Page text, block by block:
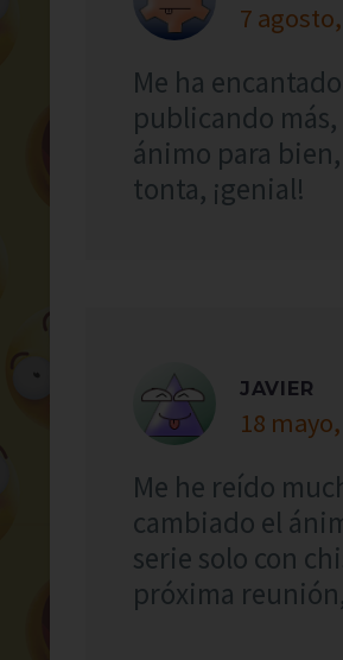
7
Me ha
publicando
ánimo para bien,
tonta, ¡genial!
JAVIER
18
Me he reído
cambiado el
serie solo con
próxima